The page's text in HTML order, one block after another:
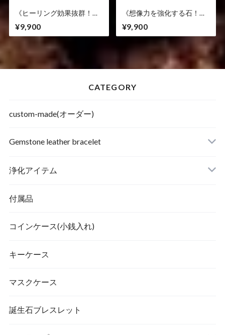
《ヒーリング効果抜群！心
あなたへ》アメジスト/アン
バー
¥9,900
《想像力を強化する石！ク
も》ピクチャージャスパー/
水晶
¥9,900
CATEGORY
custom-made(オーダー)
Gemstone leather bracelet
浄化アイテム
付属品
コインケース(小銭入れ)
キーケース
マスクケース
誕生石ブレスレット